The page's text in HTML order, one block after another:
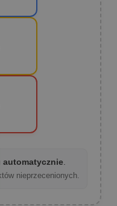
automatycznie
nieprzecenionych.